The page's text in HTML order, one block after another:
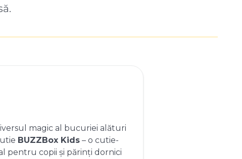
magic al bucuriei alături
BUZZBox Kids– o cutie-
pentru copii și părinți dornici